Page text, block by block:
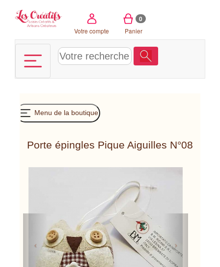
Votre compte
0
Panier
Menu de la boutique
Porte épingles Pique Aiguilles N°08
Previous